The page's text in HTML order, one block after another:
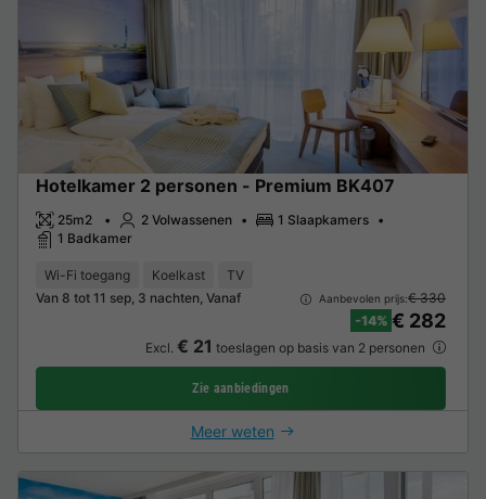
Hotelkamer 2 personen - Premium BK407
25m2 2 Volwassenen
1 Slaapkamers
1 Badkamer
Wi-Fi toegang Koelkast
TV
Van 8 tot 11 sep, 3 nachten, Vanaf
Aanbevolen prijs:€ 330
-14% € 282
Excl. € 21 toeslagen op basis van 2 personen
Zie aanbiedingen
Meer weten